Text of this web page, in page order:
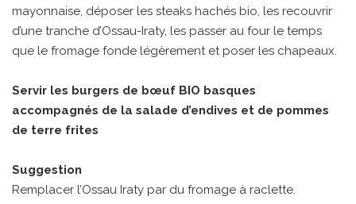
mayonnaise, déposer les steaks hachés bio, les recouvrir
d’une tranche d’Ossau-Iraty, les passer au four le temps
que le fromage fonde légèrement et poser les chapeaux.
Servir les burgers de bœuf BIO basques
accompagnés de la salade d’endives et de pommes
de terre frites
Suggestion
Remplacer l’Ossau Iraty par du fromage à raclette.